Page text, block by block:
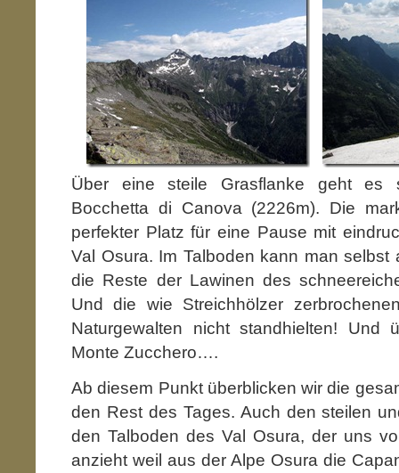
Über eine steile Grasflanke geht es
Bocchetta di Canova (2226m). Die
perfekter Platz für eine Pause mit
Val Osura. Im Talboden kann man selbst
die Reste der Lawinen des
Und die wie Streichhölzer
Naturgewalten nicht standhielten! Und
Monte Zucchero….
Ab diesem Punkt überblicken wir die
den Rest des Tages. Auch den steilen
den Talboden des Val Osura, der uns
anzieht weil aus der Alpe Osura die